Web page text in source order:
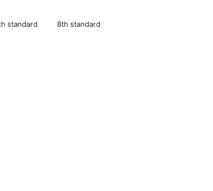
standard 8th standard